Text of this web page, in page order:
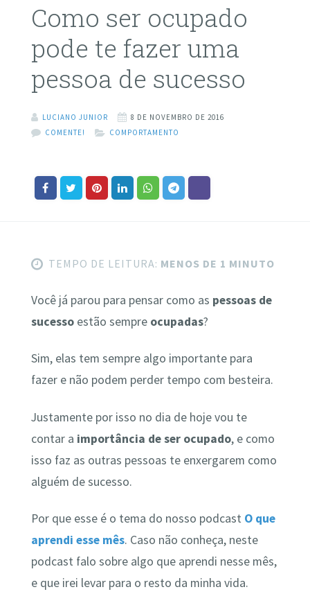
Como ser ocupado
pode te fazer uma
pessoa de sucesso
LUCIANO JUNIOR
8 DE NOVEMBRO DE 2016
COMENTE!
COMPORTAMENTO
TEMPO DE LEITURA: MENOS DE 1 MINUTO
Você já parou para pensar como as pessoas de
sucessoestão sempre ocupadas?
Sim, elas tem sempre algo importante para
fazer e não podem perder tempo com besteira.
Justamente por isso no dia de hoje vou te
contar a importância de ser ocupado, e como
isso faz as outras pessoas te enxergarem como
alguém de sucesso.
Por que esse é o tema do nosso podcast O que
aprendi esse mês. Caso não conheça, neste
podcast falo sobre algo que aprendi nesse mês,
e que irei levar para o resto da minha vida.